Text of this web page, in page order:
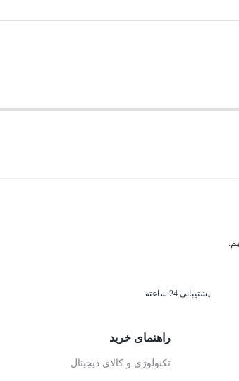
پشتیبانی 24 ساعته
راهنمای خرید
تکنولوژی و کالای دیجیتال